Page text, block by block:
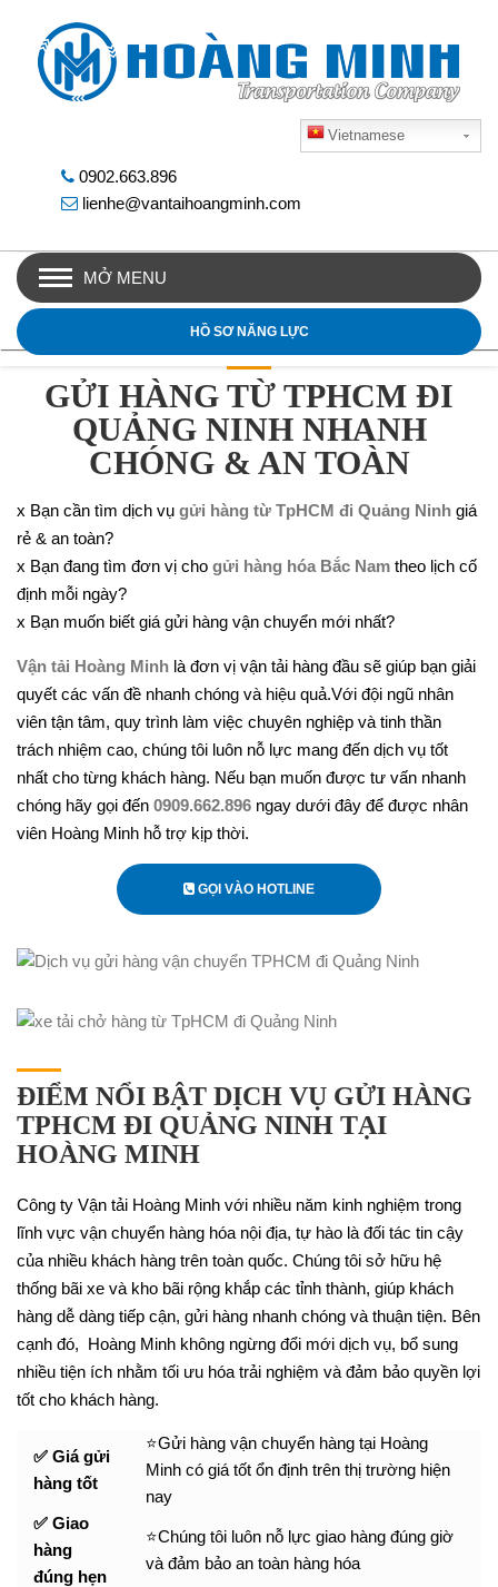
Vietnamese
0902.663.896
lienhe@vantaihoangminh.com
MỞ MENU
HỒ SƠ NĂNG LỰC
GỬI HÀNG TỪ TPHCM ĐI
QUẢNG NINH NHANH
CHÓNG & AN TOÀN
x Bạn cần tìm dịch vụ gửi hàng từ TpHCM đi Quảng Ninh giá
rẻ & an toàn?
x Bạn đang tìm đơn vị cho gửi hàng hóa Bắc Nam theo lịch cố
định mỗi ngày?
x Bạn muốn biết giá gửi hàng vận chuyển mới nhất?
Vận tải Hoàng Minh là đơn vị vận tải hàng đầu sẽ giúp bạn giải
quyết các vấn đề nhanh chóng và hiệu quả.Với đội ngũ nhân
viên tận tâm, quy trình làm việc chuyên nghiệp và tinh thần
trách nhiệm cao, chúng tôi luôn nỗ lực mang đến dịch vụ tốt
nhất cho từng khách hàng. Nếu bạn muốn được tư vấn nhanh
chóng hãy gọi đến 0909.662.896 ngay dưới đây để được nhân
viên Hoàng Minh hỗ trợ kịp thời.
GỌI VÀO HOTLINE
ĐIỂM NỔI BẬT DỊCH VỤ GỬI HÀNG
TPHCM ĐI QUẢNG NINH TẠI
HOÀNG MINH
Công ty Vận tải Hoàng Minh với nhiều năm kinh nghiệm trong
lĩnh vực vận chuyển hàng hóa nội địa, tự hào là đối tác tin cậy
của nhiều khách hàng trên toàn quốc. Chúng tôi sở hữu hệ
thống bãi xe và kho bãi rộng khắp các tỉnh thành, giúp khách
hàng dễ dàng tiếp cận, gửi hàng nhanh chóng và thuận tiện. Bên
cạnh đó, Hoàng Minh không ngừng đổi mới dịch vụ, bổ sung
nhiều tiện ích nhằm tối ưu hóa trải nghiệm và đảm bảo quyền lợi
tốt cho khách hàng.
✅ Giá gửi
hàng tốt
⭐Gửi hàng vận chuyển hàng tại Hoàng
Minh có giá tốt ổn định trên thị trường hiện
nay
✅ Giao
hàng
đúng hẹn
⭐Chúng tôi luôn nỗ lực giao hàng đúng giờ
và đảm bảo an toàn hàng hóa